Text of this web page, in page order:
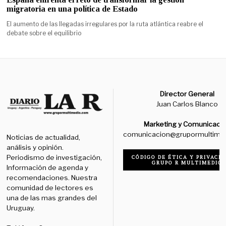
migratoria en una política de Estado
El aumento de las llegadas irregulares por la ruta atlántica reabre el
debate sobre el equilibrio
Noticias de actualidad,
análisis y opinión.
Periodismo de investigación,
Información de agenda y
recomendaciones. Nuestra
comunidad de lectores es
una de las mas grandes del
Uruguay.
Director General
Juan Carlos Blanco
Marketing y
CÓDIGO DE ÉTICA Y
GRUPO R MULTIMEDIO